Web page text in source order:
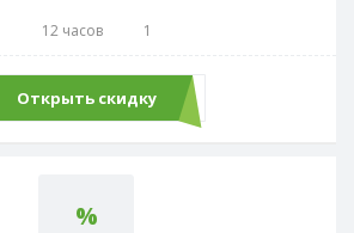
12 часов
1
Открыть скидку
%